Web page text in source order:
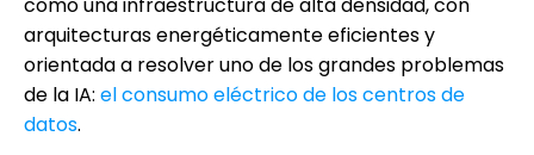
arquitecturas energéticamente eficientes y
orientada a resolver uno de los grandes problemas
de la IA: el consumo eléctrico de los centros de
datos.